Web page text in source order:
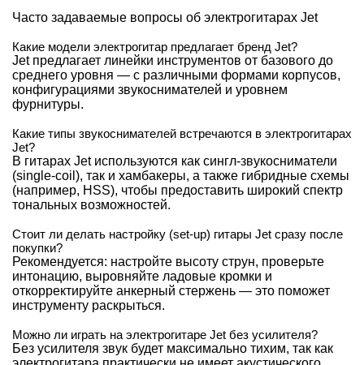
Часто задаваемые вопросы об электрогитарах Jet
Какие модели электрогитар предлагает бренд Jet?
Jet предлагает линейки инструментов от базового до
среднего уровня — с различными формами корпусов,
конфигурациями звукоснимателей и уровнем
фурнитуры.
Какие типы звукоснимателей встречаются в электрогитарах
Jet?
В гитарах Jet используются как сингл-звукосниматели
(single-coil), так и хамбакеры, а также гибридные схемы
(например, HSS), чтобы предоставить широкий спектр
тональных возможностей.
Стоит ли делать настройку (set-up) гитары Jet сразу после
покупки?
Рекомендуется: настройте высоту струн, проверьте
интонацию, выровняйте ладовые кромки и
откорректируйте анкерный стержень — это поможет
инструменту раскрыться.
Можно ли играть на электрогитаре Jet без усилителя?
Без усилителя звук будет максимально тихим, так как